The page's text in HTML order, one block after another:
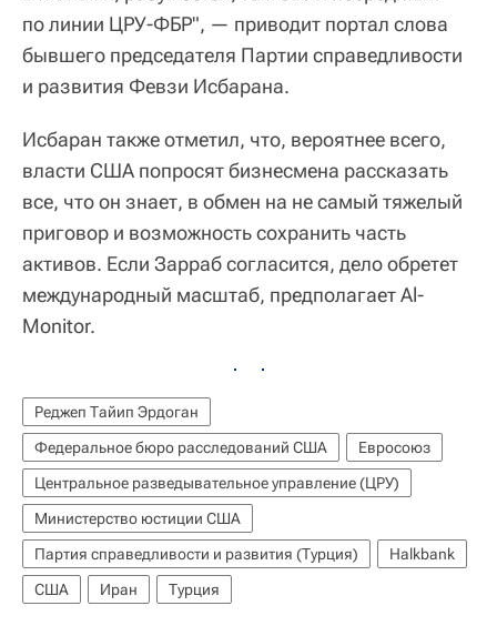
по линии ЦРУ-ФБР", — приводит портал слова
бывшего председателя Партии справедливости
и развития Февзи Исбарана.
Исбаран также отметил, что, вероятнее всего,
власти США попросят бизнесмена рассказать
все, что он знает, в обмен на не самый тяжелый
приговор и возможность сохранить часть
активов. Если Зарраб согласится, дело обретет
международный масштаб, предполагает Al-
Monitor.
Реджеп Тайип Эрдоган
Федеральное бюро расследований США
Евросоюз
Центральное разведывательное управление (ЦРУ)
Министерство юстиции США
Партия справедливости и развития (Турция)
Halkbank
США
Иран Турция